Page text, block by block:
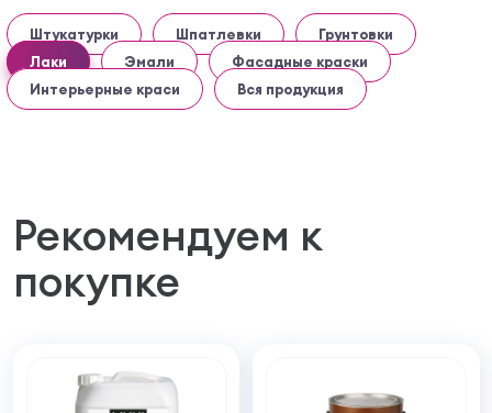
Штукатурки Шпатлевки
Грунтовки
Лаки
Эмали
Фасадные краски
Интерьерные краси
Вся продукция
Рекомендуем к
покупке